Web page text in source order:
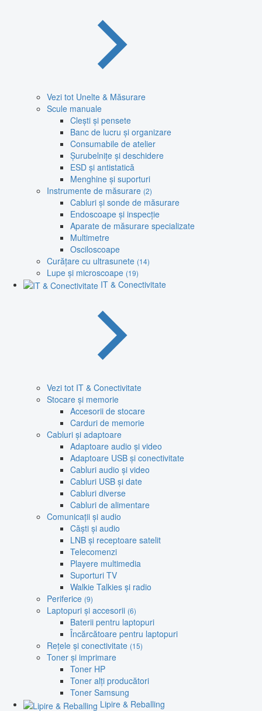
Vezi tot Unelte & Măsurare
Scule manuale
Clești și pensete
Banc de lucru și organizare
Consumabile de atelier
Șurubelnițe și deschidere
ESD și antistatică
Menghine și suporturi
Instrumente de măsurare (2)
Cabluri și sonde de măsurare
Endoscoape și inspecție
Aparate de măsurare specializate
Multimetre
Osciloscoape
Curățare cu ultrasunete (14)
Lupe și microscoape (19)
IT & Conectivitate
Vezi tot IT & Conectivitate
Stocare și memorie
Accesorii de stocare
Carduri de memorie
Cabluri și adaptoare
Adaptoare audio și video
Adaptoare USB și conectivitate
Cabluri audio și video
Cabluri USB și date
Cabluri diverse
Cabluri de alimentare
Comunicații și audio
Căști și audio
LNB și receptoare satelit
Telecomenzi
Playere multimedia
Suporturi TV
Walkie Talkies și radio
Periferice (9)
Laptopuri și accesorii (6)
Baterii pentru laptopuri
Încărcătoare pentru laptopuri
Rețele și conectivitate (15)
Toner și imprimare
Toner HP
Toner alți producători
Toner Samsung
Lipire & Reballing